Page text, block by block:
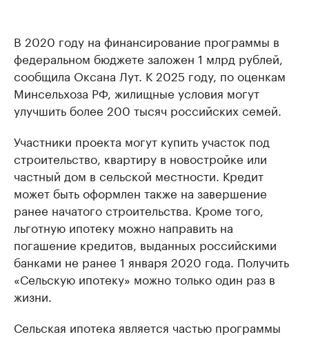
В 2020 году на финансирование программы в
федеральном бюджете заложен 1 млрд рублей,
сообщила Оксана Лут. К 2025 году, по оценкам
Минсельхоза РФ, жилищные условия могут
улучшить более 200 тысяч российских семей.
Участники проекта могут купить участок под
строительство, квартиру в новостройке или
частный дом в сельской местности. Кредит
может быть оформлен также на завершение
ранее начатого строительства. Кроме того,
льготную ипотеку можно направить на
погашение кредитов, выданных российскими
банками не ранее 1 января 2020 года. Получить
«Сельскую ипотеку» можно только один раз в
жизни.
Сельская ипотека является частью программы